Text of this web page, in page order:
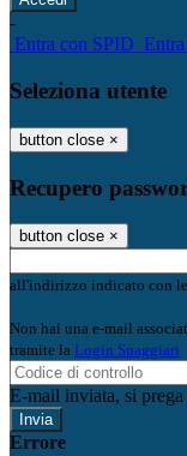
-
Entra con SPID
Seleziona utente
button close ×
Recupero
button close ×
all'indirizzo indicato con
Non hai una e-mail
tramite la Login Spaggiari
E-mail inviata, si
Errore